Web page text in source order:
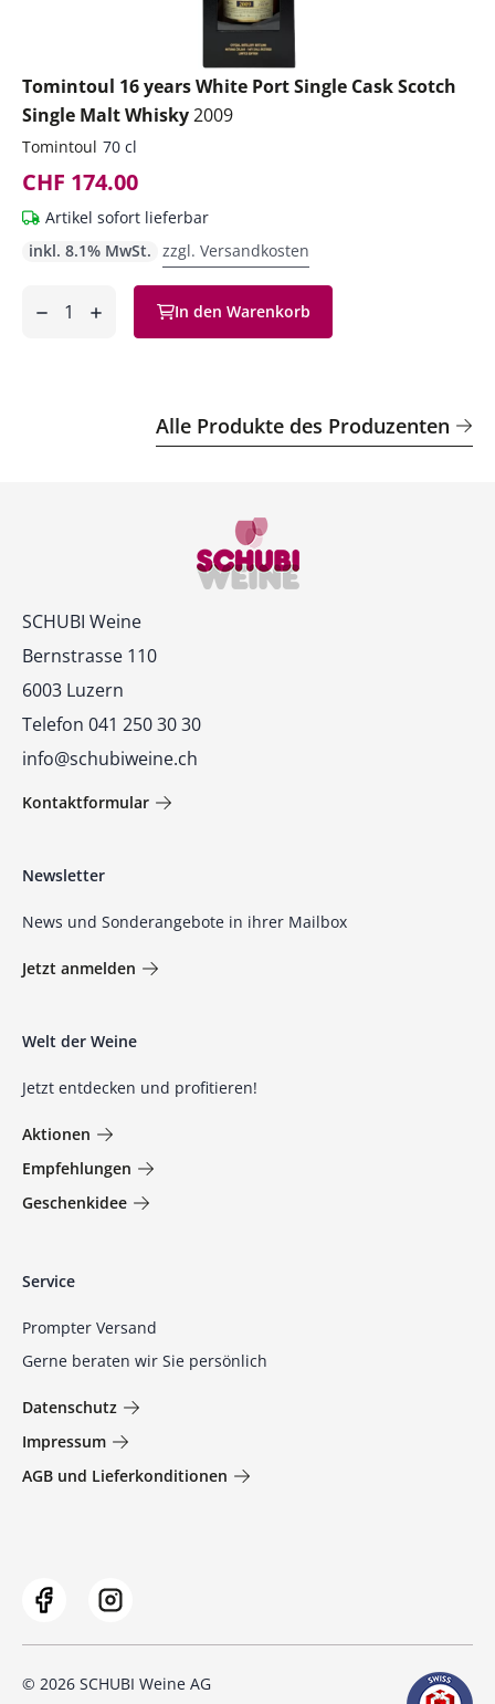
Tomintoul 16 years White Port Single Cask Scotch
Single Malt Whisky2009
Tomintoul 70 cl
CHF 174.00
Artikel sofort lieferbar
inkl. 8.1% MwSt. zzgl. Versandkosten
hinzufügen
In den Warenkorb
Alle Produkte des Produzenten
Kontakt
SCHUBI Weine
Bernstrasse 110
6003 Luzern
Telefon 041 250 30 30
info@schubiweine.ch
Kontaktformular
Newsletter
News und Sonderangebote in ihrer Mailbox
Jetzt anmelden
Welt der Weine
Jetzt entdecken und profitieren!
Aktionen
Empfehlungen
Geschenkidee
Service
Prompter Versand
Gerne beraten wir Sie persönlich
Datenschutz
Impressum
AGB und Lieferkonditionen
© 2026 SCHUBI Weine AG